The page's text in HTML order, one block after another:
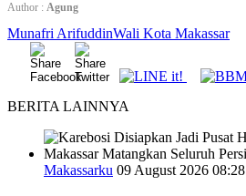
Author : Agung
Munafri ArifuddinWali Kota Makassar
BERITA LAINNYA
Makassarku 09 August 2026 08:28